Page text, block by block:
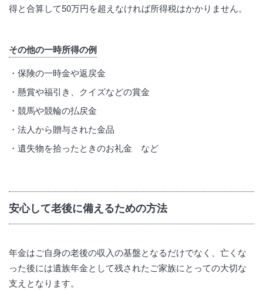
得と合算して50万円を超えなければ所得税はかかりません。
その他の一時所得の例
保険の一時金や返戻金
懸賞や福引き、クイズなどの賞金
競馬や競輪の払戻金
法人から贈与された金品
遺失物を拾ったときのお礼金 など
安心して老後に備えるための方法
年金はご自身の老後の収入の基盤となるだけでなく、亡くな
った後には遺族年金として残されたご家族にとっての大切な
支えとなります。